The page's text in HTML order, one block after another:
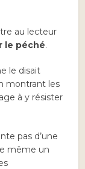
au lecteur
le péché.
le disait
montrant les
à y résister
pas d’une
même un